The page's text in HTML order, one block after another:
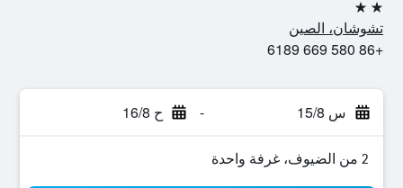
2 نجمتين
تشوشان، الصين
+86 580 669 6189
س 15/8 - ح 16/8
2 من الضيوف، غرفة واحدة